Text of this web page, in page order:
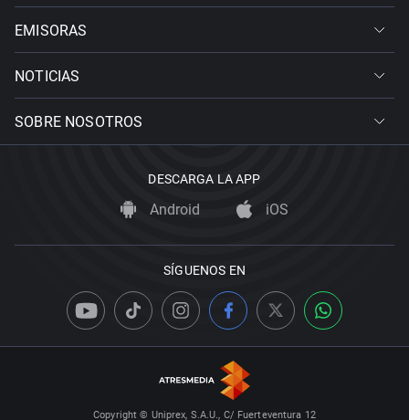
EMISORAS
NOTICIAS
SOBRE NOSOTROS
DESCARGA LA APP
Android iOS
SÍGUENOS EN
Copyright © Uniprex, S.A.U., C/ Fuerteventura 12